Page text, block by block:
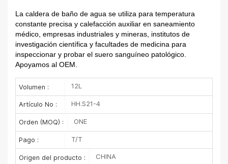
La caldera de baño de agua se utiliza para temperatura
constante precisa y calefacción auxiliar en saneamiento
médico, empresas industriales y mineras, institutos de
investigación científica y facultades de medicina para
inspeccionar y probar el suero sanguíneo patológico.
Apoyamos al OEM.
Volumen : 12L
Artículo No : HH.S21-4
Orden (MOQ) : ONE
Pago : T/T
Origen del producto : CHINA